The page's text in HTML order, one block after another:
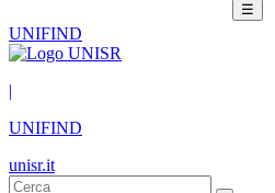
☰
UNIFIND
|
UNIFIND
unisr.it